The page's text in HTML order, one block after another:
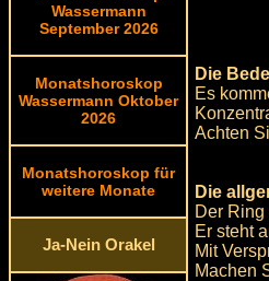
Wassermann
September 2026
Monatshoroskop
Wassermann Oktober
2026
Monatshoroskop für
weitere Monate
Ja-Nein Orakel
Die
Es
Achten
Die
Der
Er steht
Mit
Machen